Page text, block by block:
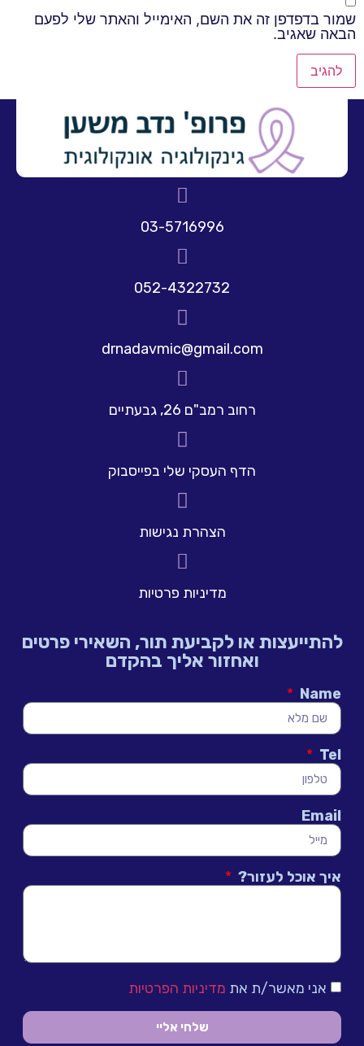
שמור בדפדפן זה את השם, האימייל והאתר שלי לפעם
הבאה שאגיב.
03-5716996
052-4322732
drnadavmic@gmail.com
רחוב רמב"ם 26, גבעתיים
הדף העסקי שלי בפייסבוק
הצהרת נגישות
מדיניות פרטיות
להתייעצות או לקביעת תור, השאירי פרטים
ואחזור אליך בהקדם
Name
Tel
Email
איך אוכל לעזור?
אני מאשר/ת את מדיניות הפרטיות
שלחי אליי